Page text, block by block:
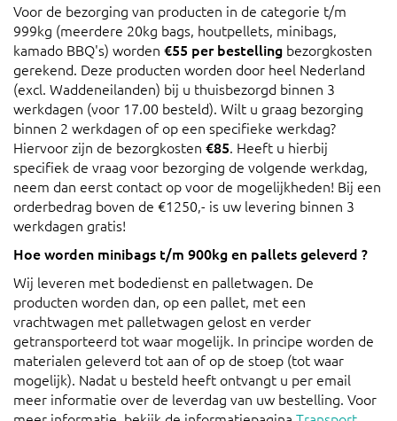
Voor de bezorging van producten in de categorie t/m
999kg (meerdere 20kg bags, houtpellets, minibags,
kamado BBQ's) worden €55 per bestelling bezorgkosten
gerekend. Deze producten worden door heel Nederland
(excl. Waddeneilanden) bij u thuisbezorgd binnen 3
werkdagen (voor 17.00 besteld). Wilt u graag bezorging
binnen 2 werkdagen of op een specifieke werkdag?
Hiervoor zijn de bezorgkosten €85. Heeft u hierbij
specifiek de vraag voor bezorging de volgende werkdag,
neem dan eerst contact op voor de mogelijkheden! Bij een
orderbedrag boven de €1250,- is uw levering binnen 3
werkdagen gratis!
Hoe worden minibags t/m 900kg en pallets geleverd ?
Wij leveren met bodedienst en palletwagen. De
producten worden dan, op een pallet, met een
vrachtwagen met palletwagen gelost en verder
getransporteerd tot waar mogelijk. In principe worden de
materialen geleverd tot aan of op de stoep (tot waar
mogelijk). Nadat u besteld heeft ontvangt u per email
meer informatie over de leverdag van uw bestelling. Voor